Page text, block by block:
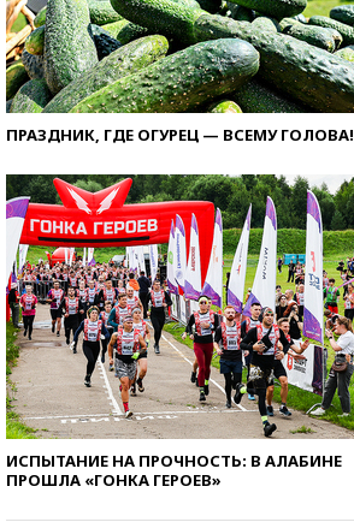
ПРАЗДНИК, ГДЕ ОГУРЕЦ — ВСЕМУ ГОЛОВА!
ИСПЫТАНИЕ НА ПРОЧНОСТЬ: В АЛАБИНЕ
ПРОШЛА «ГОНКА ГЕРОЕВ»